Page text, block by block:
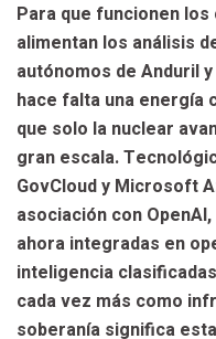
Para que funcionen
alimentan los análisis
autónomos de Anduril
hace falta una energía
que solo la nuclear
gran escala.
GovCloud y Microsoft
asociación con
ahora integradas en
inteligencia
cada vez más como
soberanía significa